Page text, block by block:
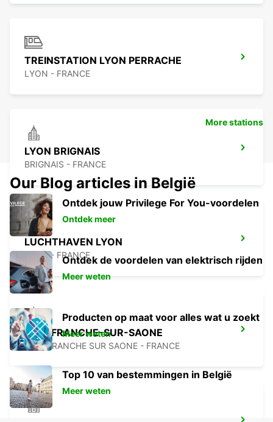
TREINSTATION LYON PERRACHE
LYON - FRANCE
LYON BRIGNAIS
BRIGNAIS - FRANCE
LUCHTHAVEN LYON
LYON - FRANCE
VILLEFRANCHE-SUR-SAONE
VILLEFRANCHE SUR SAONE - FRANCE
More stations
Our Blog articles in België
Ontdek jouw Privilege For You-voordelen
Ontdek meer
Ontdek de voordelen van elektrisch rijden
Meer weten
Producten op maat voor alles wat u zoekt
Meer weten
Top 10 van bestemmingen in België
Meer weten